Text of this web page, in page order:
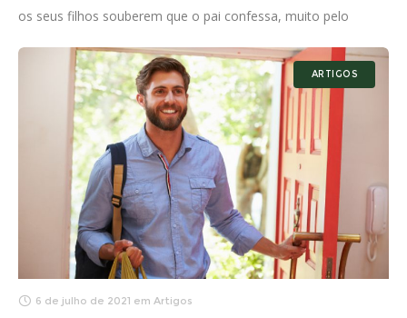
os seus filhos souberem que o pai confessa, muito pelo
ARTIGOS
6 de julho de 2021 em Artigos